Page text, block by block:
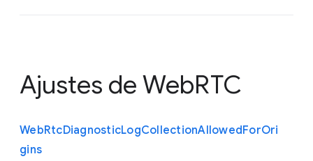
Ajustes de WebRTC
WebRtcDiagnosticLogCollectionAllowedForOri
gins